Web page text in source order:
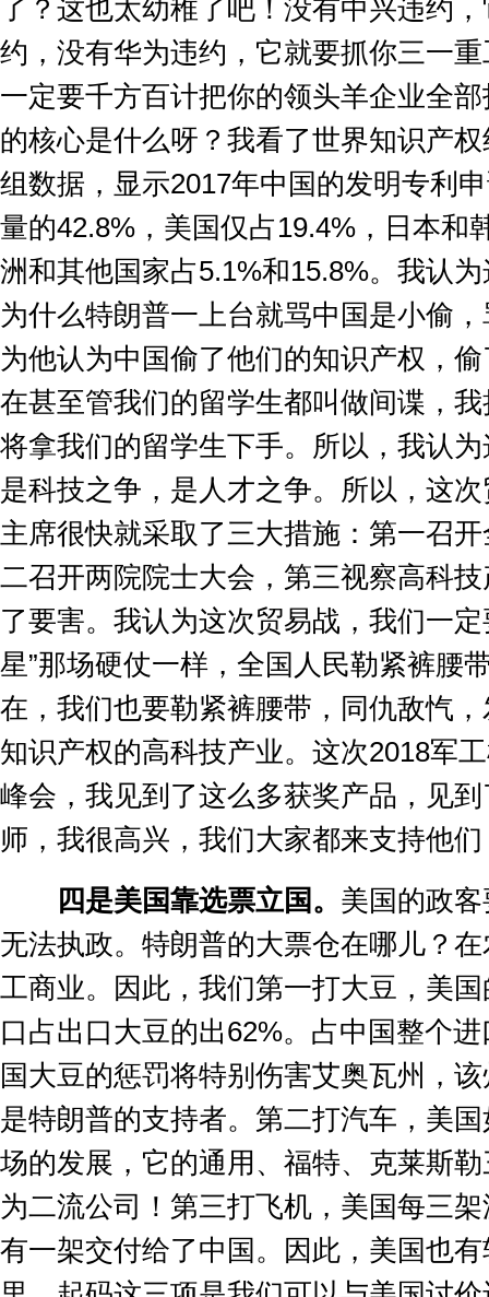
了？这也太幼稚了吧！没有中兴违约
约，没有华为违约，它就要抓你三一
一定要千方百计把你的领头羊企业全
的核心是什么呀？我看了世界知识产
组数据，显示2017年中国的发明专利
量的42.8% ，美国仅占19.4% ，日本和
洲和其他国家占5.1%和15.8%。我认
为什么特朗普一上台就骂中国是小偷
为他认为中国偷了他们的知识产权，
在甚至管我们的留学生都叫做间谍，
将拿我们的留学生下手。所以，我认
是科技之争，是人才之争。所以，这
主席很快就采取了三大措施：第一召
二召开两院院士大会，第三视察高科
了要害。我认为这次贸易战，我们一
星”那场硬仗一样，全国人民勒紧裤腰
在，我们也要勒紧裤腰带，同仇敌忾
知识产权的高科技产业。这次2018军
峰会，我见到了这么多获奖产品，见
师，我很高兴，我们大家都来支持他们
四是美国靠选票立国。 美国的政
无法执政。特朗普的大票仓在哪儿？
工商业。因此，我们第一打大豆，美
口占出口大豆的出62%。占中国整个进
国大豆的惩罚将特别伤害艾奥瓦州，
是特朗普的支持者。第二打汽车，美
场的发展，它的通用、福特、克莱斯
为二流公司！第三打飞机，美国每三
有一架交付给了中国。因此，美国也